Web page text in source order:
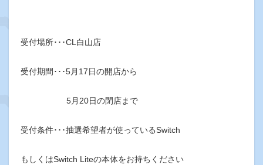
受付場所･･･CL白山店
受付期間･･･5月17日の開店から
5月20日の閉店まで
受付条件･･･抽選希望者が使っているSwitch
もしくはSwitch Liteの本体をお持ちください